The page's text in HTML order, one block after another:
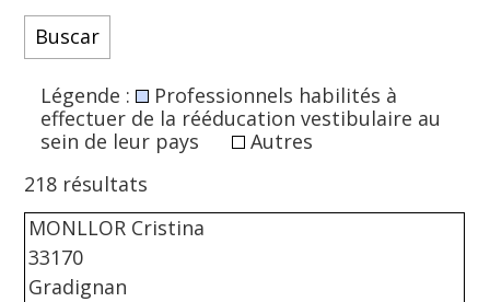
Légende :
Professionnels habilités à
effectuer de la rééducation vestibulaire au
sein de leur pays
Autres
218 résultats
MONLLOR Cristina
33170
Gradignan